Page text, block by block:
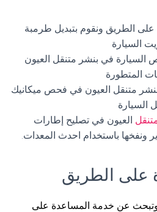
الطريق ونقوم بتبديل طرمبة
السيارة
السيارة في بنشر متنقل العيون
المتطورة
متنقل العيون في فحص ميكانيك
السيارة
العيون في تصليح إطارات
ونفخها باستخدام احدث المعدات.
على الطريق
وتبحث عن خدمة المساعدة على